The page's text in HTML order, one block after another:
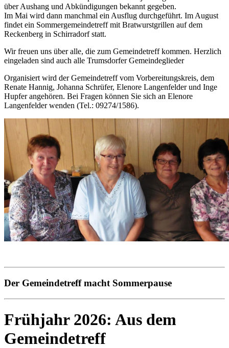
über Aushang und Abkündigungen bekannt gegeben.
Im Mai wird dann manchmal ein Ausflug durchgeführt. Im August
findet ein Sommergemeindetreff mit Bratwurstgrillen auf dem
Reckenberg in Schirradorf statt.
Wir freuen uns über alle, die zum Gemeindetreff kommen. Herzlich
eingeladen sind auch alle Trumsdorfer Gemeindeglieder
Organisiert wird der Gemeindetreff vom Vorbereitungskreis, dem
Renate Hannig, Johanna Schrüfer, Elenore Langenfelder und Inge
Hupfer angehören. Bei Fragen können Sie sich an Elenore
Langenfelder wenden (Tel.: 09274/1586).
Der Gemeindetreff macht Sommerpause
Frühjahr 2026: Aus dem
Gemeindetreff